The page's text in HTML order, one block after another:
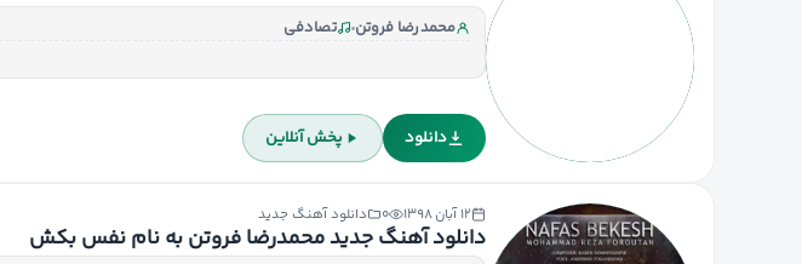
محمدرضا فروتن تصادفی
دانلود پخش آنلاین
۱۲ آبان ۱۳۹۸ ۰ دانلود آهنگ جدید
دانلود آهنگ جدید محمدرضا فروتن به نام نفس بکش